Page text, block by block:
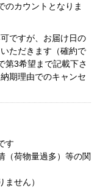
のカウントとなりま
ですが、お届け日の
ただきます（確約で
第3希望まで記載下さ
期理由でのキャンセ
す
（荷物量過多）等の関
せん）